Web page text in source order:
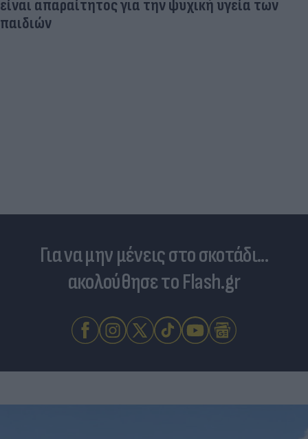
είναι απαραίτητος για την ψυχική υγεία των
παιδιών
Για να μην μένεις στο σκοτάδι...
ακολούθησε το Flash.gr